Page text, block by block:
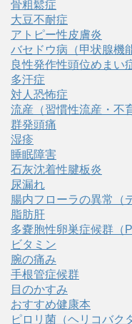
骨粗鬆症
大豆不耐症
アトピー性皮膚炎
バセドウ病（甲状腺機
良性発作性頭位めまい
多汗症
対人恐怖症
流産（習慣性流産・不
群発頭痛
湿疹
睡眠障害
石灰沈着性腱板炎
尿漏れ
腸内フローラの異常（
脂肪肝
多嚢胞性卵巣症候群（
ビタミン
腕の痛み
手根管症候群
目のかすみ
おすすめ健康本
ピロリ菌（ヘリコバク